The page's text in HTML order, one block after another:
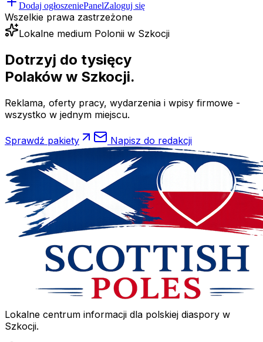
Dodaj ogłoszeniePanelZaloguj się
Wszelkie prawa zastrzeżone
Lokalne medium Polonii w Szkocji
Dotrzyj do tysięcy
Polaków w Szkocji.
Reklama, oferty pracy, wydarzenia i wpisy firmowe -
wszystko w jednym miejscu.
Sprawdź pakiety Napisz do redakcji
Lokalne centrum informacji dla polskiej diaspory w
Szkocji.